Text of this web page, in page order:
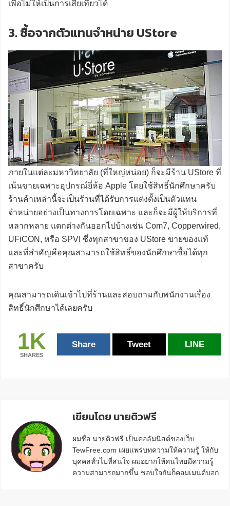
เพื่อไม่ให้เป็นการเสียเที่ยวได้
3. ซื้อจากตัวแทนจำหน่าย UStore
ภายในแต่ละมหาวิทยาลัย (ที่ใหญ่หน่อย) ก็จะมีร้าน UStore ที่
เน้นขายเฉพาะอุปกรณ์ยี่ห้อ Apple โดยใช้สิทธิ์นักศึกษาครับ
ร้านค้าเหล่านี้จะเป็นร้านที่ได้รับการแต่งตั้งเป็นตัวแทน
จำหน่ายอย่างเป็นทางการโดยเฉพาะ และก็จะมีผู้ให้บริการที่
หลากหลาย แตกต่างกันออกไปบ้างเช่น Com7, Copperwired,
UFiCON, หรือ SPVI ซึ่งทุกสาขาของ UStore ขายของแท้
และที่สำคัญคือคุณสามารถใช้สิทธิ์ของนักศึกษาซื้อได้ทุก
สาขาครับ
คุณสามารถเดินเข้าไปที่ร้านและสอบถามกับพนักงานเรื่อง
สิทธิ์นักศึกษาได้เลยครับ
1K
SHARES
Share Tweet LINE
Interactionsเขียนโดย นายติวฟรี
ผมชื่อ นายติวฟรี เป็นคอลัมนิสต์ของเว็บ
TewFree.com เผยแพร่บทความให้ความรู้ ให้กับ
บุคคลทั่วไปที่สนใจ ผมอยากให้คนไทยมีความรู้
ความสามารถมากขึ้น ชอบใจกันก็คอมเมนต์บอก